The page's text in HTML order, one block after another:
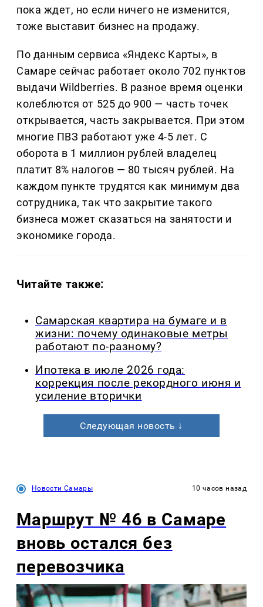
пока ждет, но если ничего не изменится,
тоже выставит бизнес на продажу.
По данным сервиса «Яндекс Карты», в
Самаре сейчас работает около 702 пунктов
выдачи Wildberries. В разное время оценки
колеблются от 525 до 900 — часть точек
открывается, часть закрывается. При этом
многие ПВЗ работают уже 4-5 лет. С
оборота в 1 миллион рублей владелец
платит 8% налогов — 80 тысяч рублей. На
каждом пункте трудятся как минимум два
сотрудника, так что закрытие такого
бизнеса может сказаться на занятости и
экономике города.
Читайте также:
Самарская квартира на бумаге и в
жизни: почему одинаковые метры
работают по-разному?
Ипотека в июле 2026 года:
коррекция после рекордного июня и
усиление вторички
Следующая новость ↓
Новости Самары 10 часов назад
Маршрут № 46 в Самаре
вновь остался без
перевозчика